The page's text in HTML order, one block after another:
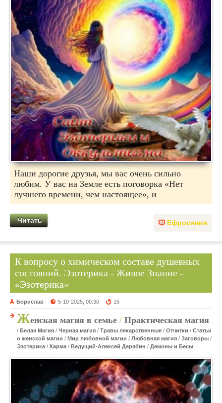
Наши дорогие друзья, мы вас очень сильно
любим. У вас на Земле есть поговорка «Нет
лучшего времени, чем настоящее», и
Ефросиния
Читать
К вопросу о химическом составе душевных
состояний. Эзотерика - Живое Знание -
«Эзотерика»
Борислав 5-10-2025, 00:30 15
Женская магия в семье / Практическая магия
/ Белая Магия / Черная магия / Травы лекарственные / Отчитки / Статьи
о женской магии / Мир любовной магии / Любовная магия / Заговоры /
Эзотерика / Карма / Ведущий-Алексей Дерябин / Демоны и Бесы